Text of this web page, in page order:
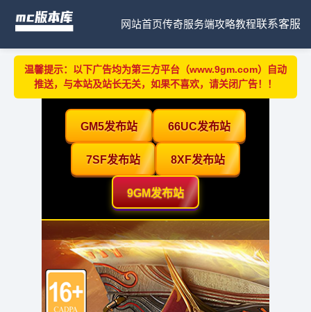
网站首页传奇服务端攻略教程联系客服
温馨提示：以下广告均为第三方平台（www.9gm.com）自动
推送，与本站及站长无关，如果不喜欢，请关闭广告！！